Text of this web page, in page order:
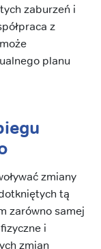
zaburzeń i
z
planu
zmiany
tą
zarówno samej
i
zmian